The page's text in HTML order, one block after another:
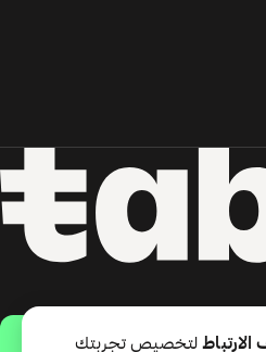
التطبيقلتخصيص تجربتك